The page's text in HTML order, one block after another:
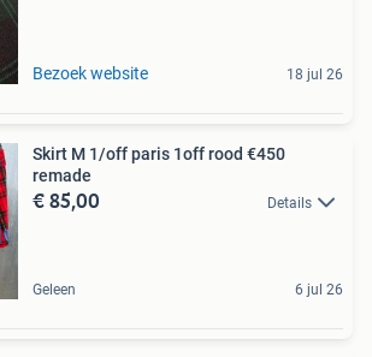
Bezoek website 18 jul 26
Skirt M 1/off paris 1off rood €450
remade
€ 85,00 Details
Geleen 6 jul 26